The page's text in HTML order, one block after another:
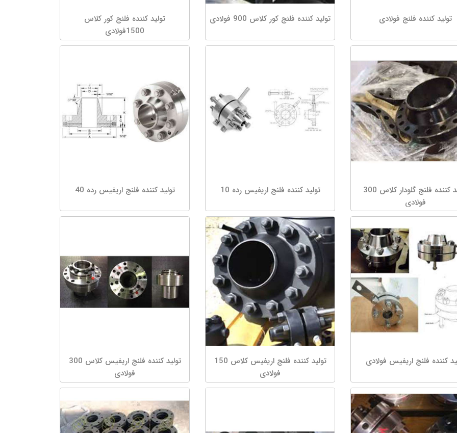
تولید کننده فلنج فولادی تولید کننده فلنج کور کلاس 900 فولادی
تولید کننده فلنج کور کلاس
1500فولادی
تولید کننده فلنج گلودار کلاس 300
فولادی
تولید کننده فلنج اریفیس رده 10 تولید کننده فلنج اریفیس رده 40
کننده فلنج اریفیس فولادی
تولید کننده فلنج اریفیس کلاس 150
فولادی
تولید کننده فلنج اریفیس کلاس 300
فولادی